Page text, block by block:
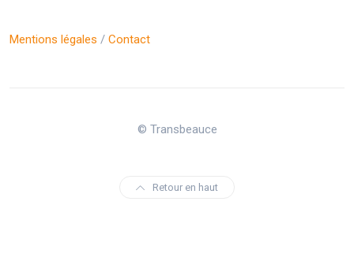
Mentions légales / Contact
© Transbeauce
Retour en haut